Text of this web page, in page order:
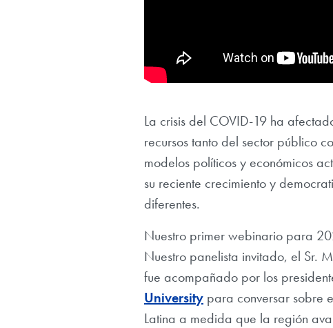
La crisis del COVID-19 ha
recursos tanto del sector público
modelos políticos y económicos
su reciente crecimiento y
diferentes.
Nuestro primer webinario para
Nuestro panelista invitado, el Sr.
fue acompañado por los
University para conversar sobre
Latina a medida que la región